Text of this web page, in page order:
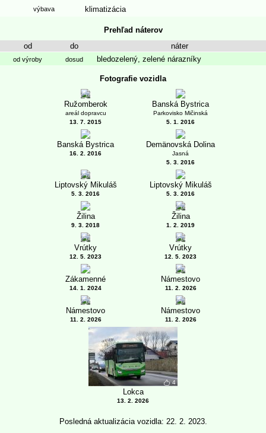
výbava
klimatizácia
Prehľad náterov
od
do náter
od výroby dosud bledozelený, zelené nárazníky
Fotografie vozidla
1
Ružomberok
areál dopravcu
13. 7. 2015
Banská Bystrica
Parkovisko Mičinská
5. 1. 2016
Banská Bystrica
16. 2. 2016
Demänovská Dolina
Jasná
5. 3. 2016
1
Liptovský Mikuláš
5. 3. 2016
Liptovský Mikuláš
5. 3. 2016
Žilina
9. 3. 2018
1
Žilina
1. 2. 2019
3
Vrútky
12. 5. 2023
2
Vrútky
12. 5. 2023
Zákamenné
14. 1. 2024
8
Námestovo
11. 2. 2026
5
Námestovo
11. 2. 2026
7
Námestovo
11. 2. 2026
4
Lokca
13. 2. 2026
Posledná aktualizácia vozidla: 22. 2. 2023.